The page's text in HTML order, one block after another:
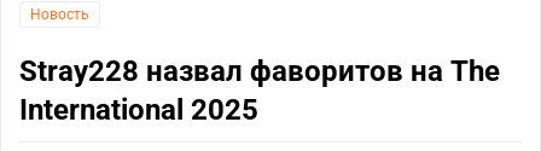
Новость
Stray228 назвал фаворитов на The
International 2025